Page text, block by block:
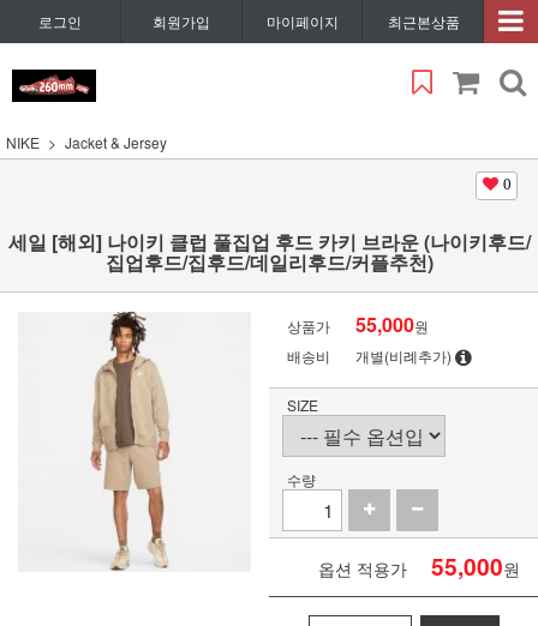
로그인 회원가입 마이페이지 최근본상품
NIKE Jacket & Jersey
0
세일 [해외] 나이키 클럽 풀집업 후드 카키 브라운 (나이키후드/
집업후드/집후드/데일리후드/커플추천)
상품가 55,000원
배송비
개별(비례추가)
SIZE
수량
옵션 적용가 55,000원